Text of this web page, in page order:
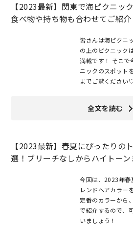
【2023最新】関東で海ピクニッ
食べ物や持ち物も合わせてご紹介
皆さんは海ピクニ
の上のピクニック
満載です！ そこで
ニックのスポット
までご覧ください
全文を読む
【2023最新】春夏にぴったりの
選！ブリーチなしからハイトー
今回は、2023年春
レンドヘアカラー
定番のカラーから
で紹介するので、
いましょう！